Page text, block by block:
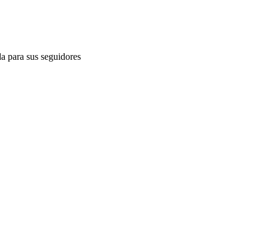
para sus seguidores